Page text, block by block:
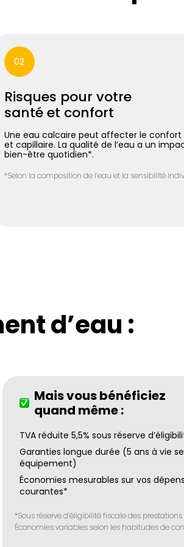
02
Risques pour votre
santé et confort
Une eau calcaire peut affecter le
et capillaire. La qualité de l’eau a un
bien-être quotidien*.
*Selon la composition de l’eau et la sensibilité
d’eau :
Mais vous bénéficiez
quand même :
TVA réduite 5,5% sous réserve
Garanties longue durée (5 ans à vie
équipement)
Économies mesurables sur vos
courantes*
*Sous réserve d’éligibilité fiscale des
Économies variables selon les habitudes de